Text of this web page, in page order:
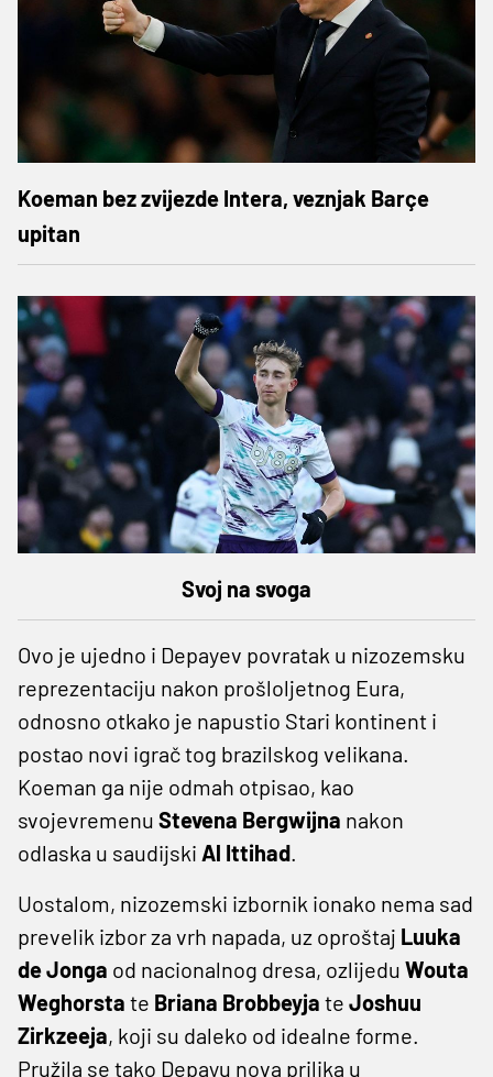
Koeman bez zvijezde Intera, veznjak Barçe
upitan
Svoj na svoga
Ovo je ujedno i Depayev povratak u nizozemsku
reprezentaciju nakon prošloljetnog Eura,
odnosno otkako je napustio Stari kontinent i
postao novi igrač tog brazilskog velikana.
Koeman ga nije odmah otpisao, kao
svojevremenu Stevena Bergwijna nakon
odlaska u saudijski Al Ittihad.
Uostalom, nizozemski izbornik ionako nema sad
prevelik izbor za vrh napada, uz oproštaj Luuka
de Jonga od nacionalnog dresa, ozlijedu Wouta
Weghorsta te Briana Brobbeyja te Joshuu
Zirkzeeja, koji su daleko od idealne forme.
Pružila se tako Depayu nova prilika u